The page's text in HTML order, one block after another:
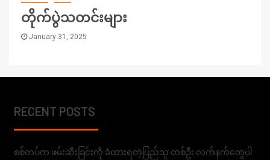
တိုက်ပွဲသတင်းများ
January 31, 2025
RECENT POSTS
စစ်တပ်က ဖမ်းဆီးခြင်းကို ခံထားရတဲ့ပြည်သူ တစ်ဦး လက်နက်တွေပါ